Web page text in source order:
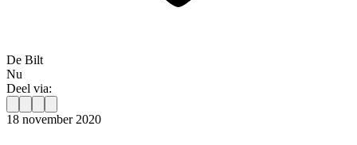
De Bilt
Nu
Deel via:
18 november 2020